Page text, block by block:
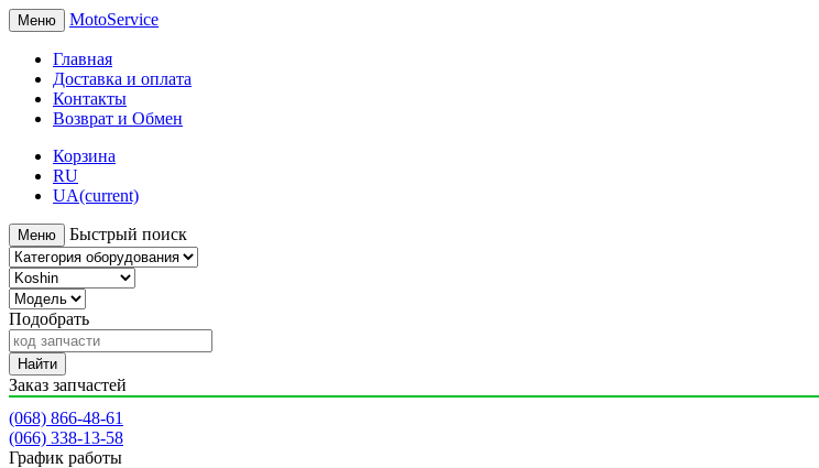
Меню MotoService
Главная
Доставка и оплата
Контакты
Возврат и Обмен
Корзина
RU
UA(current)
Меню Быстрый поиск
Подобрать
Найти
Заказ запчастей
(068) 866-48-61
(066) 338-13-58
График работы